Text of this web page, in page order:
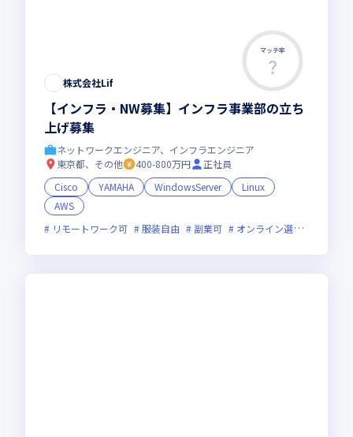
マッチ率
株式会社Lif
【インフラ・NW募集】インフラ事業部の立ち
上げ募集
ネットワークエンジニア、インフラエンジニア
東京都、その他
400-800万円
正社員
Cisco
YAMAHA WindowsServer
Linux
AWS
リモートワーク可
服装自由 副業可 オンライン選考可